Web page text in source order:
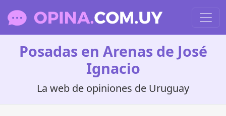
Posadas en Arenas de José
Ignacio
La web de opiniones de Uruguay